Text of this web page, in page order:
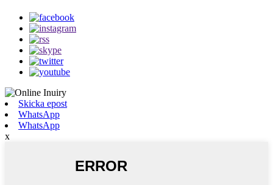
Skicka epost
WhatsApp
WhatsApp
x